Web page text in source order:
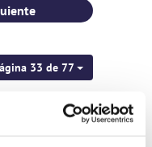
33 de 77